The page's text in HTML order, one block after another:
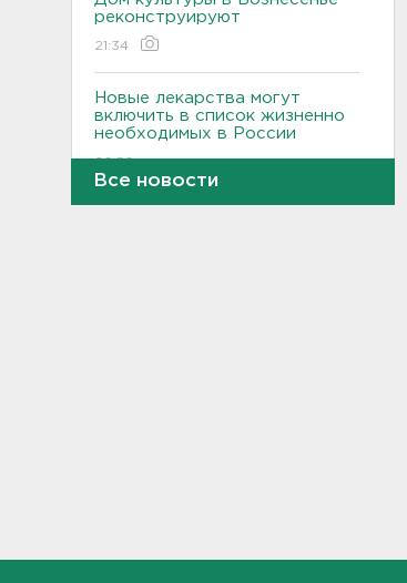
реконструируют
21:34
Новые лекарства могут
включить в список жизненно
необходимых в России
20:56
Все новости